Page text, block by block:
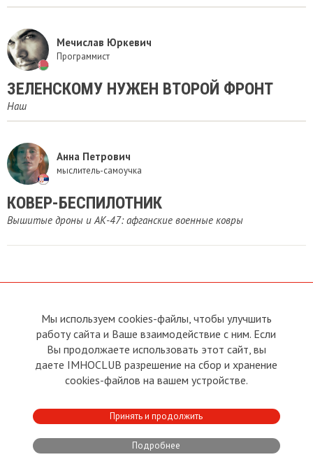
Мечислав Юркевич
Программист
ЗЕЛЕНСКОМУ НУЖЕН ВТОРОЙ ФРОНТ
Наш
Анна Петрович
мыслитель-самоучка
КОВЕР-БЕСПИЛОТНИК
​Вышитые дроны и АК-47: афганские военные ковры
О сайте
Условия пользования
Политика конфиденциальности
Прямая связь с
Председателем
Прямая связь c членами клуба
Реклама
Контакты
Club
Мы используем cookies-файлы, чтобы улучшить
работу сайта и Ваше взаимодействие с ним. Если
Вы продолжаете использовать этот сайт, вы
даете IMHOCLUB разрешение на сбор и хранение
cookies-файлов на вашем устройстве.
Принять и продолжить
Подробнее